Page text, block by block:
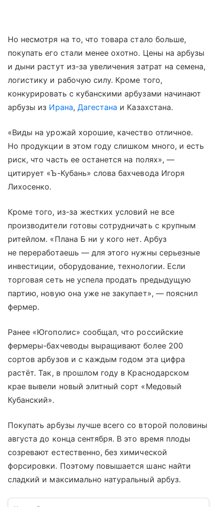
Но несмотря на то, что товара стало больше,
покупать его стали менее охотно. Цены на арбузы
и дыни растут из-за увеличения затрат на семена,
логистику и рабочую силу. Кроме того,
конкурировать с кубанскими арбузами начинают
арбузы из Ирана, Дагестана и Казахстана.
«Виды на урожай хорошие, качество отличное.
Но продукции в этом году слишком много, и есть
риск, что часть ее останется на полях», —
цитирует «Ъ-Кубань» слова бахчевода Игоря
Лихосенко.
Кроме того, из-за жестких условий не все
производители готовы сотрудничать с крупным
ритейлом. «Плана Б ни у кого нет. Арбуз
не переработаешь — для этого нужны серьезные
инвестиции, оборудование, технологии. Если
торговая сеть не успела продать предыдущую
партию, новую она уже не закупает», — пояснил
фермер.
Ранее «Югополис» сообщал, что российские
фермеры-бахчеводы выращивают более 200
сортов арбузов и с каждым годом эта цифра
растёт. Так, в прошлом году в Краснодарском
крае вывели новый элитный сорт «Медовый
Кубанский».
Покупать арбузы лучше всего со второй половины
августа до конца сентября. В это время плоды
созревают естественно, без химической
форсировки. Поэтому повышается шанс найти
сладкий и максимально натуральный арбуз.